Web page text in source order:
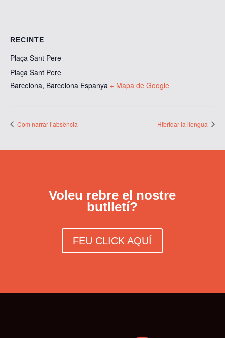
RECINTE
Plaça Sant Pere
Plaça Sant Pere
Barcelona, Barcelona Espanya + Mapa de Google
Com narrar l’absència Hibridar la llengua
Voleu rebre el nostre
butlletí?
FEU CLICK AQUÍ